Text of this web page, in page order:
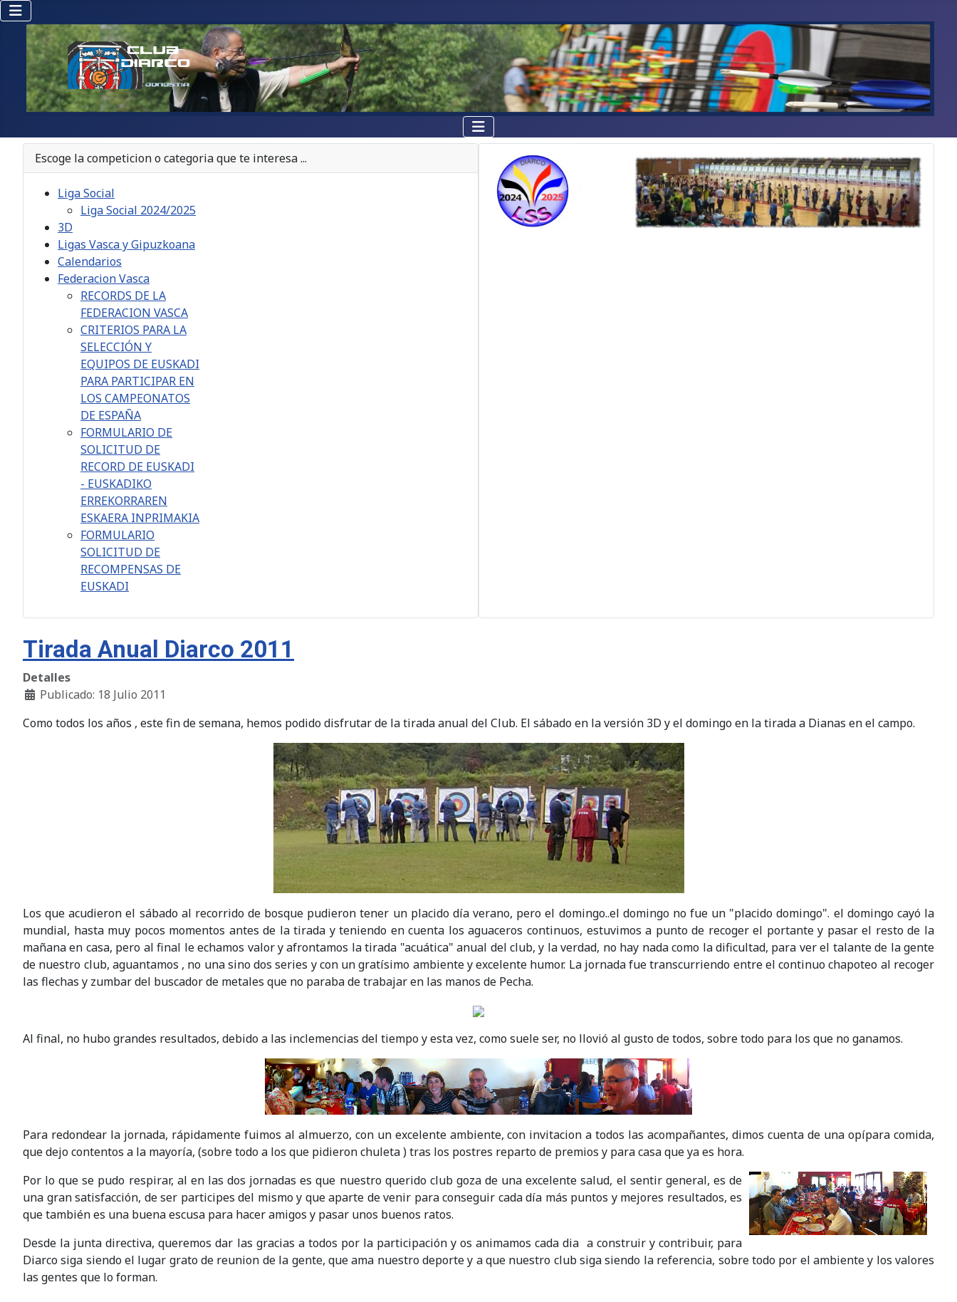
Escoge la competicion o categoria que te interesa ...
Liga Social
Liga Social 2024/2025
3D
Ligas Vasca y Gipuzkoana
Calendarios
Federacion Vasca
RECORDS DE LA
FEDERACION VASCA
CRITERIOS PARA LA
SELECCIÓN Y
EQUIPOS DE EUSKADI
PARA PARTICIPAR EN
LOS CAMPEONATOS
DE ESPAÑA
FORMULARIO DE
SOLICITUD DE
RECORD DE EUSKADI
- EUSKADIKO
ERREKORRAREN
ESKAERA INPRIMAKIA
FORMULARIO
SOLICITUD DE
RECOMPENSAS DE
EUSKADI
Tirada Anual Diarco 2011
Detalles
Publicado: 18 Julio 2011
Como todos los años , este fin de semana, hemos podido disfrutar de la tirada anual del Club. El sábado en la versión 3D y el domingo en la tirada a Dianas en el campo.
Los que acudieron el sábado al recorrido de bosque pudieron tener un placido día verano, pero el domingo..el domingo no fue un "placido domingo". el domingo cayó la
mundial, hasta muy pocos momentos antes de la tirada y teniendo en cuenta los aguaceros continuos, estuvimos a punto de recoger el portante y pasar el resto de la
mañana en casa, pero al final le echamos valor y afrontamos la tirada "acuática" anual del club, y la verdad, no hay nada como la dificultad, para ver el talante de la gente
de nuestro club, aguantamos , no una sino dos series y con un gratísimo ambiente y excelente humor. La jornada fue transcurriendo entre el continuo chapoteo al recoger
las flechas y zumbar del buscador de metales que no paraba de trabajar en las manos de Pecha.
Al final, no hubo grandes resultados, debido a las inclemencias del tiempo y esta vez, como suele ser, no llovió al gusto de todos, sobre todo para los que no ganamos.
Para redondear la jornada, rápidamente fuimos al almuerzo, con un excelente ambiente, con invitacion a todos las acompañantes, dimos cuenta de una opípara comida,
que dejo contentos a la mayoría, (sobre todo a los que pidieron chuleta ) tras los postres reparto de premios y para casa que ya es hora.
Por lo que se pudo respirar, al en las dos jornadas es que nuestro querido club goza de una excelente salud, el sentir general, es de
una gran satisfacción, de ser participes del mismo y que aparte de venir para conseguir cada día más puntos y mejores resultados, es
que también es una buena escusa para hacer amigos y pasar unos buenos ratos.
Desde la junta directiva, queremos dar las gracias a todos por la participación y os animamos cada dia a construir y contribuir, para
Diarco siga siendo el lugar grato de reunion de la gente, que ama nuestro deporte y a que nuestro club siga siendo la referencia, sobre todo por el ambiente y los valores
las gentes que lo forman.